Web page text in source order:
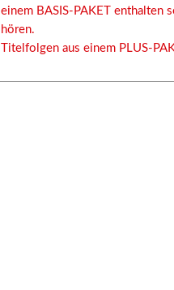
einem BASIS-PAKET enthalten
hören.
Titelfolgen aus einem PLUS-